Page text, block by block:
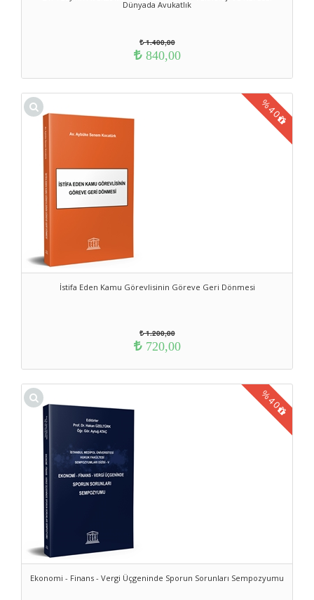
Dünyada Avukatlık
1.400,00
840,00
İstifa Eden Kamu Görevlisinin Göreve Geri Dönmesi
%40
1.200,00
720,00
Ekonomi - Finans - Vergi Üçgeninde Sporun Sorunları Sempozyumu
%40